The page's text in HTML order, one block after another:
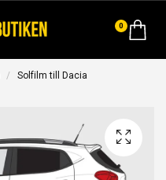
0
Solfilm till Dacia